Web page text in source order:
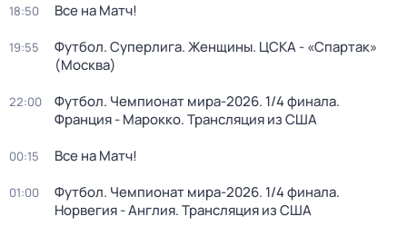
18:50 Все на Матч!
19:55
Футбол. Суперлига. Женщины. ЦСКА - «Спартак»
(Москва)
22:00
Футбол. Чемпионат мира-2026. 1/4 финала.
Франция - Марокко. Трансляция из США
00:15 Все на Матч!
01:00
Футбол. Чемпионат мира-2026. 1/4 финала.
Норвегия - Англия. Трансляция из США